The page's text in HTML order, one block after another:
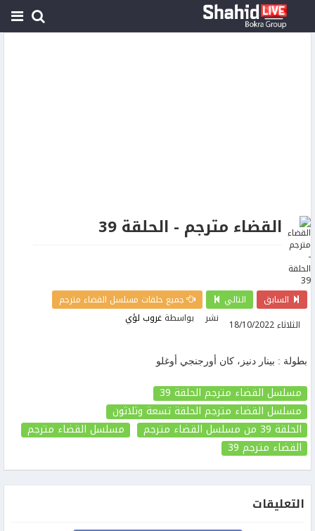
القضاء مترجم - الحلقة 39
السابق التالي
جميع حلقات مسلسل القضاء مترجم
نشر
الثلاثاء 18/10/2022 بواسطة غروب لؤي
بطولة : بينار دنيز، كان أورجنجي أوغلو
مسلسل القضاء مترجم الحلقة 39
مسلسل القضاء مترجم الحلقة تسعة وثلاثون
الحلقة 39
من مسلسل القضاء مترجم
مسلسل القضاء مترجم
القضاء مترجم 39
التعليقات